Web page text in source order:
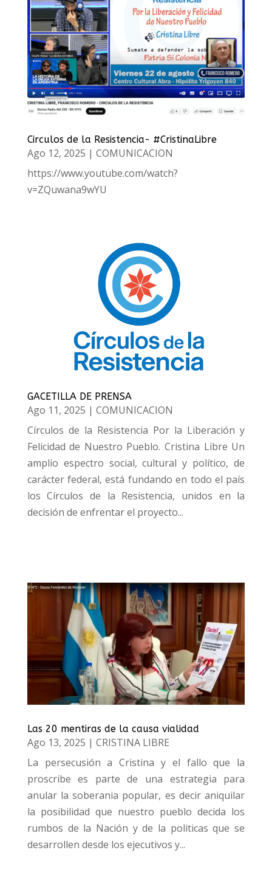
Circulos de la Resistencia- #CristinaLibre
Ago 12, 2025 | COMUNICACION
https://www.youtube.com/watch?
v=ZQuwana9wYU
GACETILLA DE PRENSA
Ago 11, 2025 | COMUNICACION
Círculos de la Resistencia Por la Liberación y
Felicidad de Nuestro Pueblo. Cristina Libre Un
amplio espectro social, cultural y político, de
carácter federal, está fundando en todo el país
los Círculos de la Resistencia, unidos en la
decisión de enfrentar el proyecto...
Las 20 mentiras de la causa vialidad
Ago 13, 2025 | CRISTINA LIBRE
La persecusión a Cristina y el fallo que la
proscribe es parte de una estrategia para
anular la soberania popular, es decir aniquilar
la posibilidad que nuestro pueblo decida los
rumbos de la Nación y de la politicas que se
desarrollen desde los ejecutivos y...